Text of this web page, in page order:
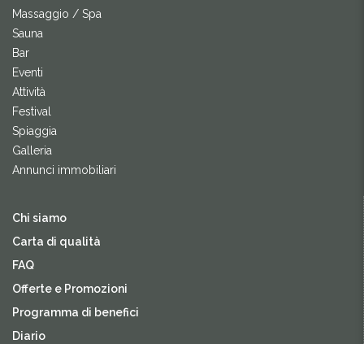
Massaggio / Spa
Sauna
Bar
Eventi
Attività
Festival
Spiaggia
Galleria
Annunci immobiliari
Chi siamo
Carta di qualità
FAQ
Offerte e Promozioni
Programma di benefici
Diario